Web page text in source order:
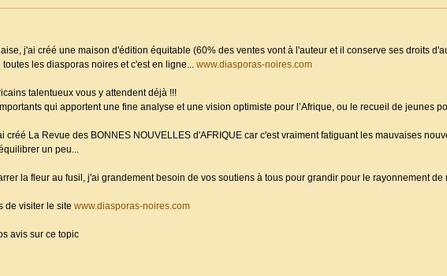
j'ai créé une maison d'édition équitable (60% des ventes vont à l'auteur et il conserve ses droits
les diasporas noires et c'est en ligne... www.diasporas-noires.com
talentueux vous y attendent déjà !!!
qui apportent une fine analyse et une vision optimiste pour l’Afrique, ou le recueil de jeunes
créé La Revue des BONNES NOUVELLES d'AFRIQUE car c'est vraiment fatiguant les mauvaises
un peu...
la fleur au fusil, j'ai grandement besoin de vos soutiens à tous pour grandir pour le rayonnement de
de visiter le site www.diasporas-noires.com
avis sur ce topic